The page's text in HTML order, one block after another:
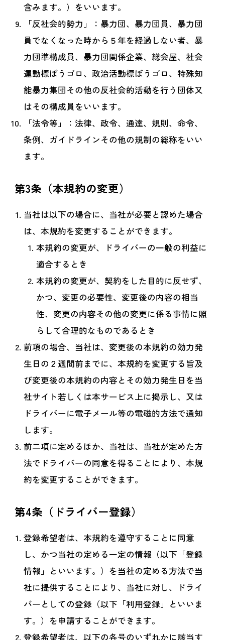
含みます。）をいいます。
「反社会的勢力」：暴力団、暴力団員、暴力団
員でなくなった時から５年を経過しない者、暴
力団準構成員、暴力団関係企業、総会屋、社会
運動標ぼうゴロ、政治活動標ぼうゴロ、特殊知
能暴力集団その他の反社会的活動を行う団体又
はその構成員をいいます。
「法令等」：法律、政令、通達、規則、命令、
条例、ガイドラインその他の規制の総称をいい
ます。
第3条（本規約の変更）
当社は以下の場合に、当社が必要と認めた場合
は、本規約を変更することができます。
本規約の変更が、ドライバーの一般の利益に
適合するとき
本規約の変更が、契約をした目的に反せず、
かつ、変更の必要性、変更後の内容の相当
性、変更の内容その他の変更に係る事情に照
らして合理的なものであるとき
前項の場合、当社は、変更後の本規約の効力発
生日の２週間前までに、本規約を変更する旨及
び変更後の本規約の内容とその効力発生日を当
社サイト若しくは本サービス上に掲示し、又は
ドライバーに電子メール等の電磁的方法で通知
します。
前二項に定めるほか、当社は、当社が定めた方
法でドライバーの同意を得ることにより、本規
約を変更することができます。
第4条（ドライバー登録）
登録希望者は、本規約を遵守することに同意
し、かつ当社の定める一定の情報（以下「登録
情報」といいます。）を当社の定める方法で当
社に提供することにより、当社に対し、ドライ
バーとしての登録（以下「利用登録」といいま
す。）を申請することができます。
登録希望者は、以下の各号のいずれかに該当す